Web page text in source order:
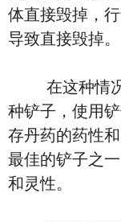
体直接毁掉，
导致直接毁掉。
在这种情况
种铲子，使用
存丹药的药性
最佳的铲子之
和灵性。